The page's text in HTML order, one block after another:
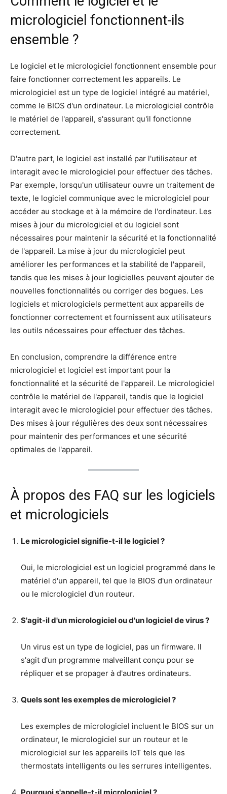
micrologiciel fonctionnent-ils
ensemble ?
Le logiciel et le micrologiciel fonctionnent ensemble pour
faire fonctionner correctement les appareils. Le
micrologiciel est un type de logiciel intégré au matériel,
comme le BIOS d'un ordinateur. Le micrologiciel contrôle
le matériel de l'appareil, s'assurant qu'il fonctionne
correctement.
D'autre part, le logiciel est installé par l'utilisateur et
interagit avec le micrologiciel pour effectuer des tâches.
Par exemple, lorsqu'un utilisateur ouvre un traitement de
texte, le logiciel communique avec le micrologiciel pour
accéder au stockage et à la mémoire de l'ordinateur. Les
mises à jour du micrologiciel et du logiciel sont
nécessaires pour maintenir la sécurité et la fonctionnalité
de l'appareil. La mise à jour du micrologiciel peut
améliorer les performances et la stabilité de l'appareil,
tandis que les mises à jour logicielles peuvent ajouter de
nouvelles fonctionnalités ou corriger des bogues. Les
logiciels et micrologiciels permettent aux appareils de
fonctionner correctement et fournissent aux utilisateurs
les outils nécessaires pour effectuer des tâches.
En conclusion, comprendre la différence entre
micrologiciel et logiciel est important pour la
fonctionnalité et la sécurité de l'appareil. Le micrologiciel
contrôle le matériel de l'appareil, tandis que le logiciel
interagit avec le micrologiciel pour effectuer des tâches.
Des mises à jour régulières des deux sont nécessaires
pour maintenir des performances et une sécurité
optimales de l'appareil.
À propos des FAQ sur les logiciels
et micrologiciels
Le micrologiciel signifie-t-il le logiciel ?
Oui, le micrologiciel est un logiciel programmé dans le
matériel d'un appareil, tel que le BIOS d'un ordinateur
ou le micrologiciel d'un routeur.
S'agit-il d'un micrologiciel ou d'un logiciel de virus ?
Un virus est un type de logiciel, pas un firmware. Il
s'agit d'un programme malveillant conçu pour se
répliquer et se propager à d'autres ordinateurs.
Quels sont les exemples de micrologiciel ?
Les exemples de micrologiciel incluent le BIOS sur un
ordinateur, le micrologiciel sur un routeur et le
micrologiciel sur les appareils IoT tels que les
thermostats intelligents ou les serrures intelligentes.